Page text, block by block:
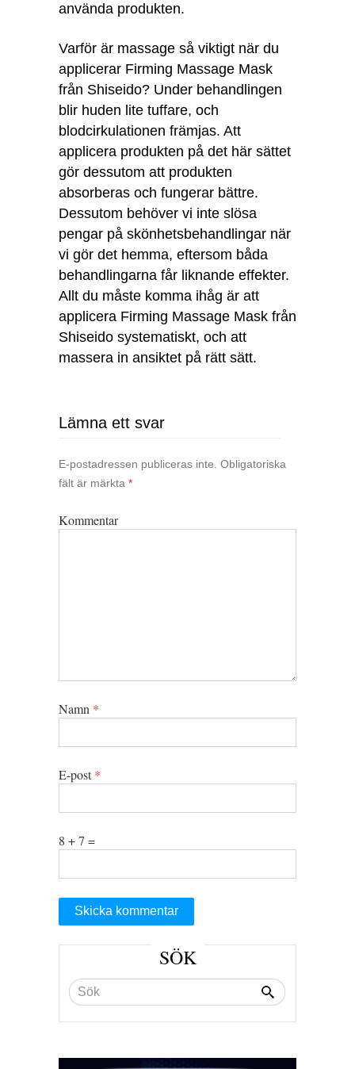
använda produkten.
Varför är massage så viktigt när du
applicerar Firming Massage Mask
från Shiseido? Under behandlingen
blir huden lite tuffare, och
blodcirkulationen främjas. Att
applicera produkten på det här sättet
gör dessutom att produkten
absorberas och fungerar bättre.
Dessutom behöver vi inte slösa
pengar på skönhetsbehandlingar när
vi gör det hemma, eftersom båda
behandlingarna får liknande effekter.
Allt du måste komma ihåg är att
applicera Firming Massage Mask från
Shiseido systematiskt, och att
massera in ansiktet på rätt sätt.
Lämna ett svar
E-postadressen publiceras inte. Obligatoriska
fält är märkta *
Kommentar
Namn *
E-post*
8 + 7 =
SÖK